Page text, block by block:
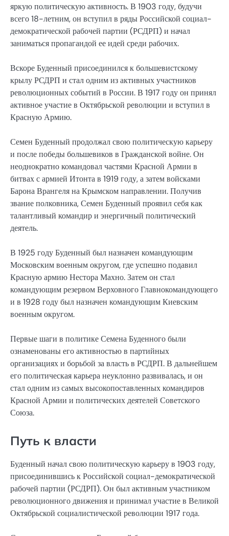
яркую политическую активность. В 1903 году, будучи
всего 18-летним, он вступил в ряды Российской социал-
демократической рабочей партии (РСДРП) и начал
заниматься пропагандой ее идей среди рабочих.
Вскоре Буденный присоединился к большевистскому
крылу РСДРП и стал одним из активных участников
революционных событий в России. В 1917 году он принял
активное участие в Октябрьской революции и вступил в
Красную Армию.
Семен Буденный продолжал свою политическую карьеру
и после победы большевиков в Гражданской войне. Он
неоднократно командовал частями Красной Армии в
битвах с армией Итонта в 1919 году, а затем войсками
Барона Врангеля на Крымском направлении. Получив
звание полковника, Семен Буденный проявил себя как
талантливый командир и энергичный политический
деятель.
В 1925 году Буденный был назначен командующим
Московским военным округом, где успешно подавил
Красную армию Нестора Махно. Затем он стал
командующим резервом Верховного Главнокомандующего
и в 1928 году был назначен командующим Киевским
военным округом.
Первые шаги в политике Семена Буденного были
ознаменованы его активностью в партийных
организациях и борьбой за власть в РСДРП. В дальнейшем
его политическая карьера неуклонно развивалась, и он
стал одним из самых высокопоставленных командиров
Красной Армии и политических деятелей Советского
Союза.
Путь к власти
Буденный начал свою политическую карьеру в 1903 году,
присоединившись к Российской социал-демократической
рабочей партии (РСДРП). Он был активным участником
революционного движения и принимал участие в Великой
Октябрьской социалистической революции 1917 года.